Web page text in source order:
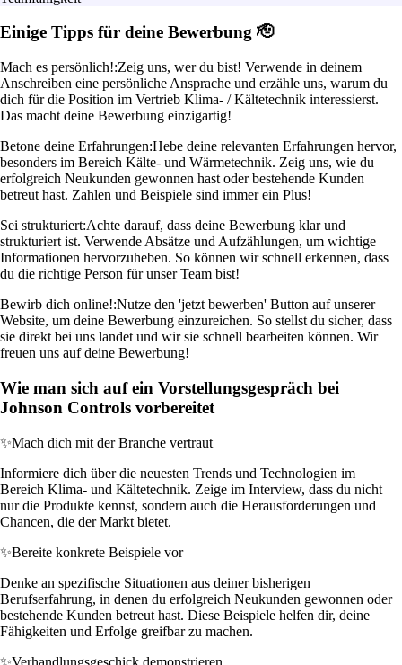
Einige Tipps für deine Bewerbung 🫡
Mach es persönlich!:Zeig uns, wer du bist! Verwende in deinem
Anschreiben eine persönliche Ansprache und erzähle uns, warum du
dich für die Position im Vertrieb Klima- / Kältetechnik interessierst.
Das macht deine Bewerbung einzigartig!
Betone deine Erfahrungen:Hebe deine relevanten Erfahrungen hervor,
besonders im Bereich Kälte- und Wärmetechnik. Zeig uns, wie du
erfolgreich Neukunden gewonnen hast oder bestehende Kunden
betreut hast. Zahlen und Beispiele sind immer ein Plus!
Sei strukturiert:Achte darauf, dass deine Bewerbung klar und
strukturiert ist. Verwende Absätze und Aufzählungen, um wichtige
Informationen hervorzuheben. So können wir schnell erkennen, dass
du die richtige Person für unser Team bist!
Bewirb dich online!:Nutze den 'jetzt bewerben' Button auf unserer
Website, um deine Bewerbung einzureichen. So stellst du sicher, dass
sie direkt bei uns landet und wir sie schnell bearbeiten können. Wir
freuen uns auf deine Bewerbung!
Wie man sich auf ein Vorstellungsgespräch bei
Johnson Controls vorbereitet
✨Mach dich mit der Branche vertraut
Informiere dich über die neuesten Trends und Technologien im
Bereich Klima- und Kältetechnik. Zeige im Interview, dass du nicht
nur die Produkte kennst, sondern auch die Herausforderungen und
Chancen, die der Markt bietet.
✨Bereite konkrete Beispiele vor
Denke an spezifische Situationen aus deiner bisherigen
Berufserfahrung, in denen du erfolgreich Neukunden gewonnen oder
bestehende Kunden betreut hast. Diese Beispiele helfen dir, deine
Fähigkeiten und Erfolge greifbar zu machen.
✨Verhandlungsgeschick demonstrieren